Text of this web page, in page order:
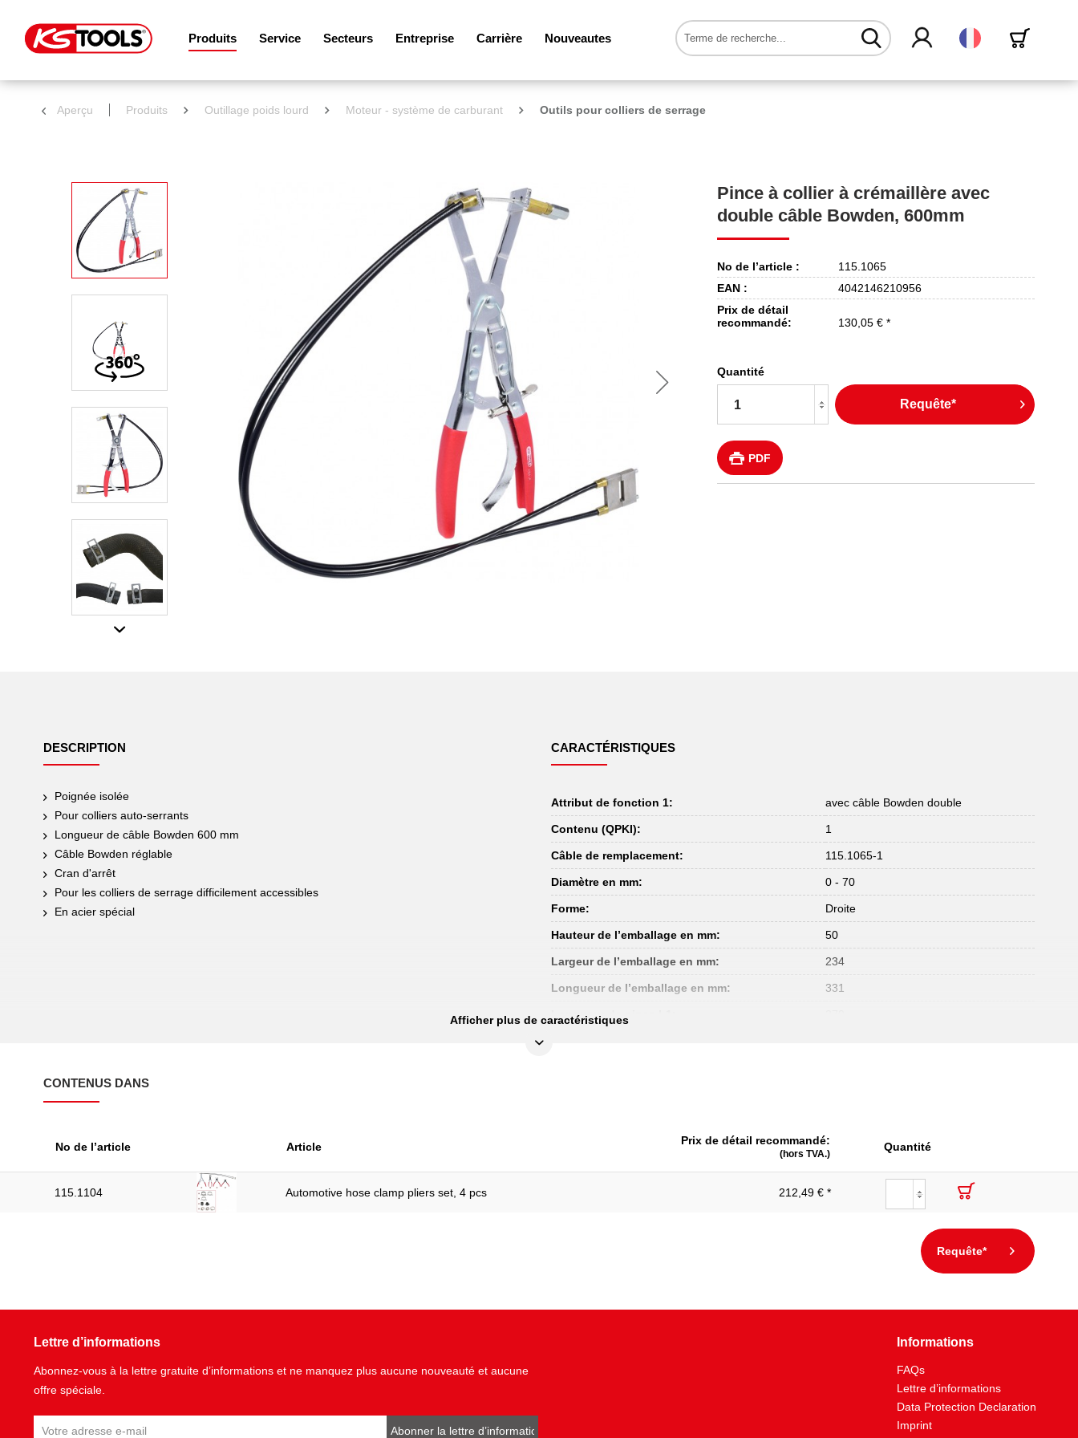
Produits Service Secteurs Entreprise Carrière Nouveautes Français
Aperçu Produits Outillage poids lourd Moteur - système de carburant Outils pour colliers de serrage
Pince à collier à crémaillère avec
double câble Bowden, 600mm
No de l’article :
115.1065
EAN :
4042146210956
Prix de détail
recommandé:
130,05 € *
Quantité
Requête*
PDF
DESCRIPTION
Poignée isolée
Pour colliers auto-serrants
Longueur de câble Bowden 600 mm
Câble Bowden réglable
Cran d'arrêt
Pour les colliers de serrage difficilement accessibles
En acier spécial
CARACTÉRISTIQUES
Attribut de fonction 1: avec câble Bowden double
Contenu (QPKI): 1
Câble de remplacement: 115.1065-1
Diamètre en mm: 0 - 70
Forme: Droite
Hauteur de l’emballage en mm: 50
Largeur de l’emballage en mm: 234
Longueur de l’emballage en mm: 331
Longueur de pince L1:
pour colliers auto-serrants
Afficher plus de caractéristiques
CONTENUS DANS
No de l’article Article Prix de détail recommandé:
(hors TVA.)
Quantité
115.1104 Automotive hose clamp pliers set, 4 pcs 212,49 € *
Requête*
Lettre d’informations
Abonnez-vous à la lettre gratuite d’informations et ne manquez plus aucune nouveauté et aucune
offre spéciale.
Abonner la lettre d’informations
Informations
FAQs
Lettre d’informations
Data Protection Declaration
Imprint